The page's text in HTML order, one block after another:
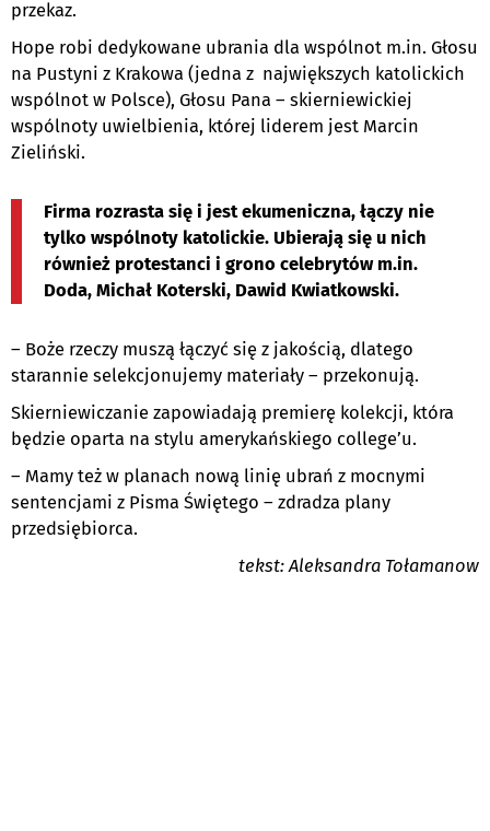
przekaz.
Hope robi dedykowane ubrania dla wspólnot m.in. Głosu
na Pustyni z Krakowa (jedna z największych katolickich
wspólnot w Polsce), Głosu Pana – skierniewickiej
wspólnoty uwielbienia, której liderem jest Marcin
Zieliński.
Firma rozrasta się i jest ekumeniczna, łączy nie
tylko wspólnoty katolickie. Ubierają się u nich
również protestanci i grono celebrytów m.in.
Doda, Michał Koterski, Dawid Kwiatkowski.
– Boże rzeczy muszą łączyć się z jakością, dlatego
starannie selekcjonujemy materiały – przekonują.
Skierniewiczanie zapowiadają premierę kolekcji, która
będzie oparta na stylu amerykańskiego college’u.
– Mamy też w planach nową linię ubrań z mocnymi
sentencjami z Pisma Świętego – zdradza plany
przedsiębiorca.
tekst: Aleksandra Tołamanow